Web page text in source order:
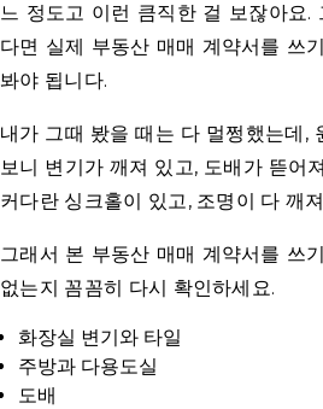
느 정도고 이런 큼직한 걸 보잖아요.
다면 실제 부동산 매매 계약서를 쓰
봐야 됩니다.
내가 그때 봤을 때는 다 멀쩡했는데,
보니 변기가 깨져 있고, 도배가 뜯어
커다란 싱크홀이 있고, 조명이 다 깨
그래서 본 부동산 매매 계약서를 쓰
없는지 꼼꼼히 다시 확인하세요.
화장실 변기와 타일
주방과 다용도실
도배